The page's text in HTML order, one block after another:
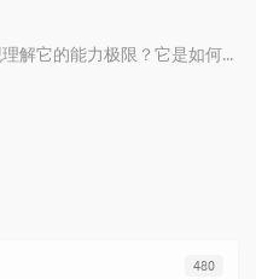
l
神经网络是什么？如何直观理解它的能力极限？它是如何无限逼近真理？
480